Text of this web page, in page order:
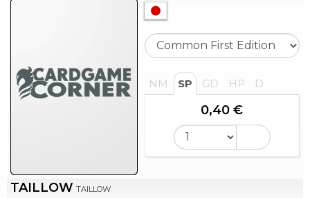
NM SP GD HP D
0,40 €
TAILLOW TAILLOW